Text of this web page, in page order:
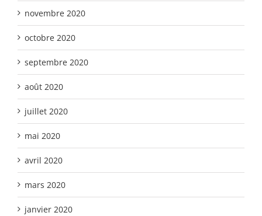
novembre 2020
octobre 2020
septembre 2020
août 2020
juillet 2020
mai 2020
avril 2020
mars 2020
janvier 2020